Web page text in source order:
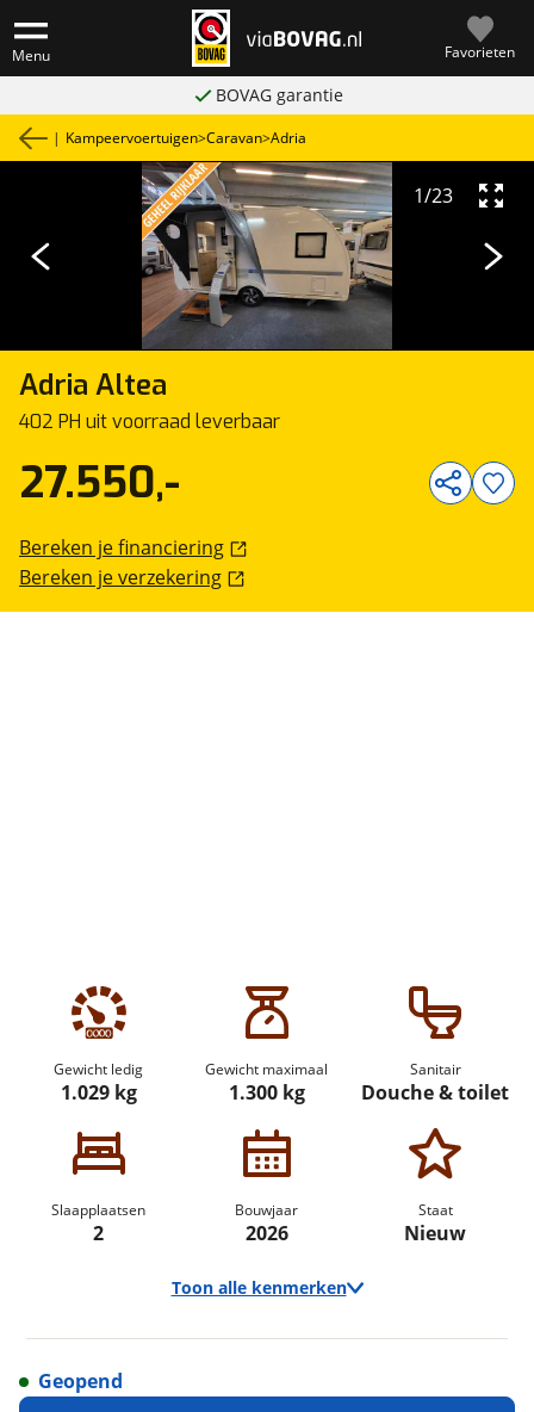
Menu Favorieten
BOVAG garantie
| Kampeervoertuigen>Caravan>Adria
Adria Altea
402 PH uit voorraad leverbaar
1/23
Gewicht ledig
1.029 kg
Gewicht maximaal
1.300 kg
Sanitair
Douche & toilet
Slaapplaatsen
2
Bouwjaar
2026
Staat
Nieuw
Toon alle kenmerken
27.550,-
Bereken je financiering
Bereken je verzekering
Geopend